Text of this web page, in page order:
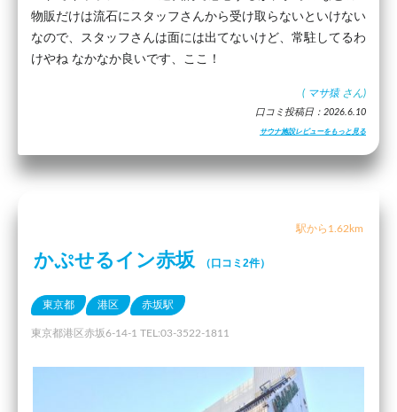
物販だけは流石にスタッフさんから受け取らないといけない
なので、スタッフさんは面には出てないけど、常駐してるわ
けやね なかなか良いです、ここ！
( マサ猿 さん)
口コミ投稿日：2026.6.10
サウナ施設レビューをもっと見る
駅から1.62km
かぷせるイン赤坂 （口コミ2件）
東京都 港区 赤坂駅
東京都港区赤坂6-14-1 TEL:03-3522-1811